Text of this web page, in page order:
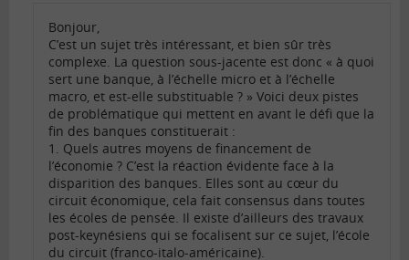
Bonjour,
C’est un sujet très intéressant, et bien sûr très
complexe. La question sous-jacente est donc « à quoi
sert une banque, à l’échelle micro et à l’échelle
macro, et est-elle substituable ? » Voici deux pistes
de problématique qui mettent en avant le défi que la
fin des banques constituerait :
1. Quels autres moyens de financement de
l’économie ? C’est la réaction évidente face à la
disparition des banques. Elles sont au cœur du
circuit économique, cela fait consensus dans toutes
les écoles de pensée. Il existe d’ailleurs des travaux
post-keynésiens qui se focalisent sur ce sujet, l’école
du circuit (franco-italo-américaine).